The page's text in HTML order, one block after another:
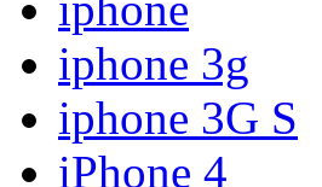
iphone 3g
iphone 3G S
iPhone 4